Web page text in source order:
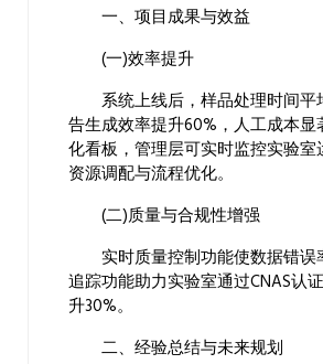
一、项目成果与效益
(一)效率提升
系统上线后，样品处理时间平
告生成效率提升60%，人工成本
化看板，管理层可实时监控实验室
资源调配与流程优化。
(二)质量与合规性增强
实时质量控制功能使数据错误
追踪功能助力实验室通过CNAS认
升30%。
二、经验总结与未来规划